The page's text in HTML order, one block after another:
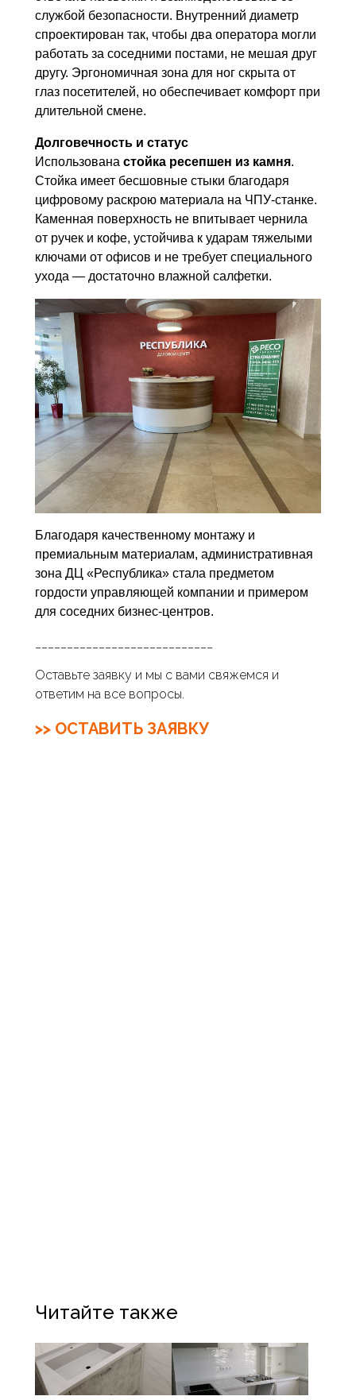
службой безопасности. Внутренний диаметр
спроектирован так, чтобы два оператора могли
работать за соседними постами, не мешая друг
другу. Эргономичная зона для ног скрыта от
глаз посетителей, но обеспечивает комфорт при
длительной смене.
Долговечность и статус
Использована стойка ресепшен из камня.
Стойка имеет бесшовные стыки благодаря
цифровому раскрою материала на ЧПУ-станке.
Каменная поверхность не впитывает чернила
от ручек и кофе, устойчива к ударам тяжелыми
ключами от офисов и не требует специального
ухода — достаточно влажной салфетки.
Благодаря качественному монтажу и
премиальным материалам, административная
зона ДЦ «Республика» стала предметом
гордости управляющей компании и примером
для соседних бизнес-центров.
Оставьте заявку и мы с вами свяжемся и
ответим на все вопросы.
>> ОСТАВИТЬ ЗАЯВКУ
Читайте также